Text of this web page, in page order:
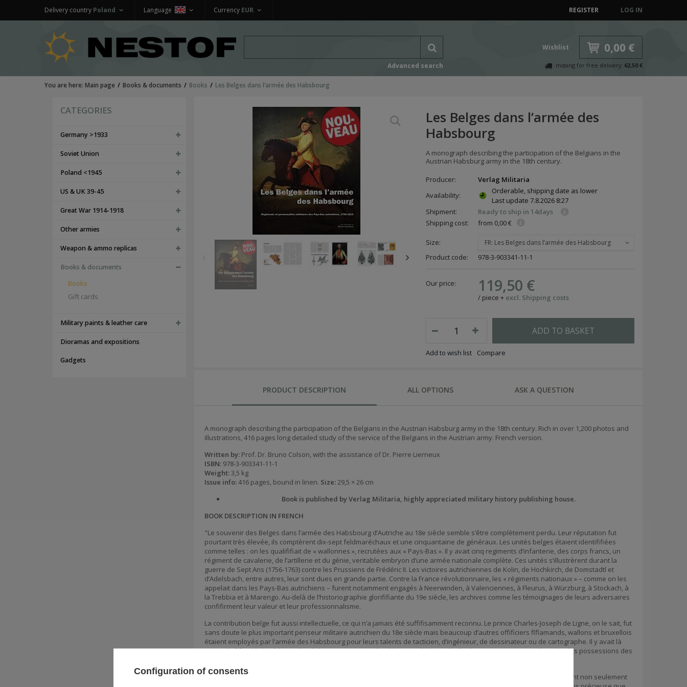
REGISTER LOG IN
Currency EUR
Language
Delivery country Poland
Advanced search
Wishlist 0,00 €
missing for free delivery: 62,50 €
You are here: Main page Books & documents Books Les Belges dans l’armée des Habsbourg
CATEGORIES
Germany >1933
Soviet Union
Poland <1945
US & UK 39-45
Great War 1914-1918
Other armies
Weapon & ammo replicas
Books & documents
Books
Gift cards
Military paints & leather care
Dioramas and expositions
Gadgets
Les Belges dans l’armée des
Habsbourg
A monograph describing the participation of the Belgians in the
Austrian Habsburg army in the 18th century.
Producer:
Verlag Militaria
Availability:
Orderable, shipping date as lower
Last update 7.8.2026 8:27
Shipment:
Ready to ship in 14days
Shipping cost:
from 0,00 €
Size: FR: Les Belges dans l’armée des Habsbourg
Product code: 978-3-903341-11-1
Our price: 119,50 €
/ piece + excl. Shipping costs
ADD TO BASKET
Add to wish list Compare
PRODUCT DESCRIPTION ALL OPTIONS ASK A QUESTION
A monograph describing the participation of the Belgians in the Austrian Habsburg army in the 18th century. Rich in over 1,200 photos and
illustrations, 416 pages long detailed study of the service of the Belgians in the Austrian army. French version.
Written by: Prof. Dr. Bruno Colson, with the assistance of Dr. Pierre Lierneux
ISBN:978-3-903341-11-1
Weight:3,5 kg
Issue info:416 pages, bound in linen. Size:29,5 × 26cm
Book is published by Verlag Militaria, highly appreciated military history publishing house.
BOOK DESCRIPTION IN FRENCH
"Le souvenir des Belges dans l’armée des Habsbourg d’Autriche au 18e siècle semble s’être complètement perdu. Leur réputation fut
pourtant très élevée, ils comptèrent dix-sept feldmaréchaux et une cinquantaine de généraux. Les unités belges étaient identififiées
comme telles : on les qualififiait de « wallonnes », recrutées aux « Pays-Bas ». Il y avait cinq regiments d’infanterie, des corps francs, un
régiment de cavalerie, de l’artillerie et du génie, veritable embryon d’une armée nationale complète. Ces unités s’illustrèrent durant la
guerre de Sept Ans (1756-1763) contre les Prussiens de Frédéric II. Les victoires autrichiennes de Kolin, de Hochkirch, de Domstadtl et
d’Adelsbach, entre autres, leur sont dues en grande partie. Contre la France révolutionnaire, les « régiments nationaux » – comme on les
appelait dans les Pays-Bas autrichiens – furent notamment engagés à Neerwinden, à Valenciennes, à Fleurus, à Würzburg, à Stockach, à
la Trebbia et à Marengo. Au-delà de l’historiographie glorififiante du 19e siècle, les archives comme les témoignages de leurs adversaires
confifirment leur valeur et leur professionnalisme.
La contribution belge fut aussi intellectuelle, ce qui n’a jamais été suffifisamment reconnu. Le prince Charles-Joseph de Ligne, on le sait, fut
sans doute le plus important penseur militaire autrichien du 18e siècle mais beaucoup d’autres offificiers flflamands, wallons et bruxellois
étaient employés par l’armée des Habsbourg pour leurs talents de tacticien, d’ingénieur, de dessinateur ou de cartographe. Il y avait là
une spécifificité belge liée au degré d’instruction avancé et à la prospérité matérielle des Pays-Bas au sein des multiples possessions des
Cet ouvrage expose le parcours de tous ces hommes injustement oubliés d’une façon tout à fait nouvelle, en s’appuyant non seulement
Configuration of consents